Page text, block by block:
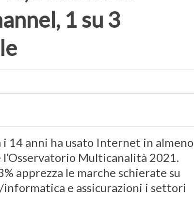
1 su 3
i 14 anni ha usato Internet in almeno
Multicanalità 2021.
apprezza le marche schierate su
e assicurazioni i settori